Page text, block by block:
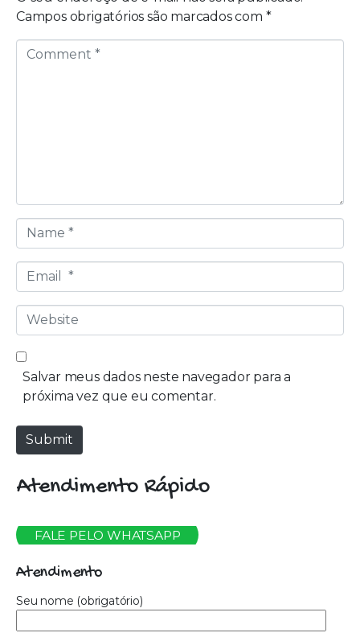
Campos obrigatórios são marcados com *
a
m
*
m
a
*
W
e
b
e
Salvar meus dados neste navegador para a
próxima vez que eu comentar.
Submit
Atendimento Rápido
FALE PELO WHATSAPP
Atendimento
Seu nome (obrigatório)